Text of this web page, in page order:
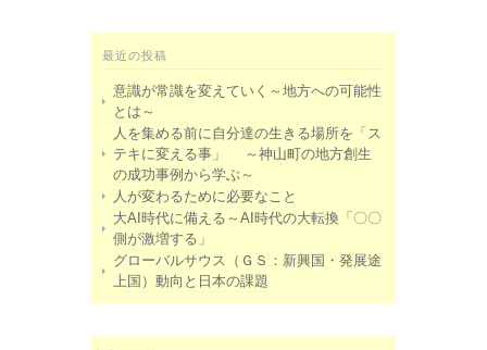
最近の投稿
意識が常識を変えていく～地方への可能性
とは～
人を集める前に自分達の生きる場所を「ス
テキに変える事」 ～神山町の地方創生
の成功事例から学ぶ～
人が変わるために必要なこと
大AI時代に備える～AI時代の大転換「〇〇
側が激増する」
グローバルサウス（ＧＳ：新興国・発展途
上国）動向と日本の課題